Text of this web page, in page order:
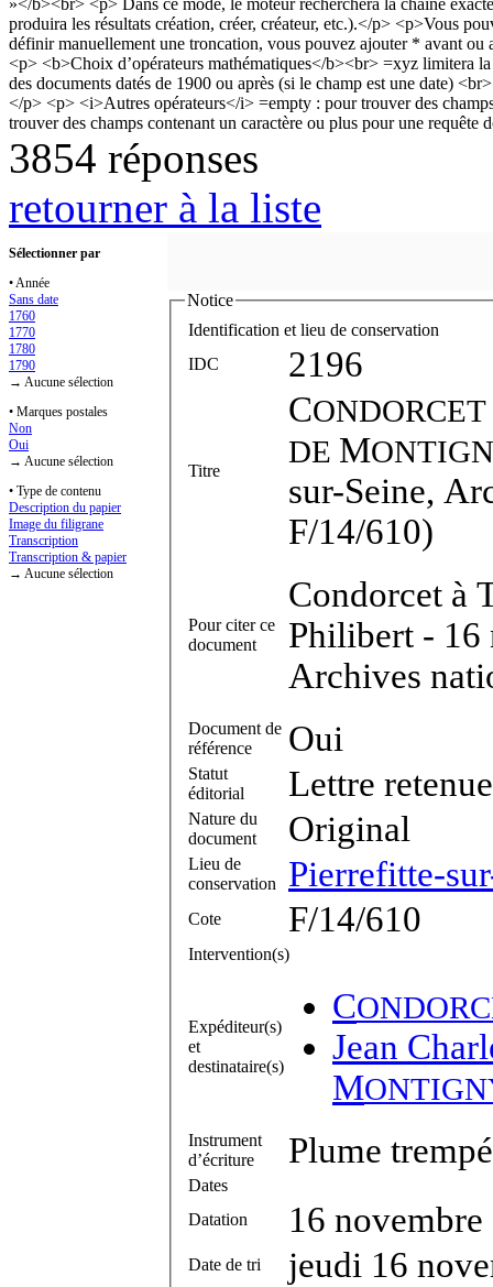
3854 réponses
retourner à la liste
Sélectionner par
• Année
Sans date
1760
1770
1780
1790
→ Aucune sélection
• Marques postales
Non
Oui
→ Aucune sélection
• Type de contenu
Description du papier
Image du filigrane
Transcription
Transcription & papier
→ Aucune sélection
Notice
Identification et lieu de conservation
IDC
2196
Titre
CONDORCET
DE M
sur-Seine,
F/14/610)
Pour citer ce
document
Condorcet à
Philibert - 16
Archives
Document de
référence
Oui
Statut
éditorial
Lettre retenue
Nature du
document
Original
Lieu de
conservation
Pierrefitte-
Cote F/14/610
Intervention(s)
Expéditeur(s)
et
destinataire(s)
C
Jean
M
Instrument
d’écriture
Plume
Dates
Datation
16
Date de tri jeudi 16